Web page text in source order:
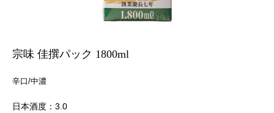
宗味 佳撰パック 1800ml
辛口/中濃
日本酒度：3.0